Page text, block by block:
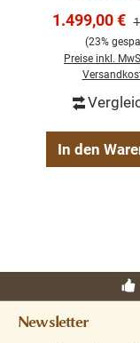
1.499,00 €
(23%
Preise inkl.
In den
Newsletter